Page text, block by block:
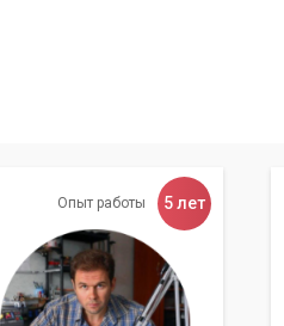
Индивидуальный подход.
каждого клиента.
Комплексные решения.
Помимо
безопасности аккаунтов.
Опыт работы 5 лет